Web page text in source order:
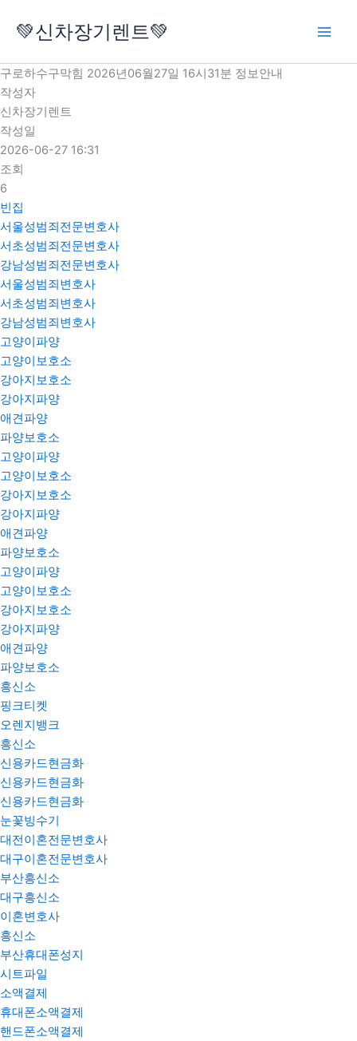
로
건
너
뛰
기
💚신차장기렌트💚
구로하수구막힘 2026년06월27일 16시31분 정보안내
작성자
신차장기렌트
작성일
2026-06-27 16:31
조회
6
빈집
서울성범죄전문변호사
서초성범죄전문변호사
강남성범죄전문변호사
서울성범죄변호사
서초성범죄변호사
강남성범죄변호사
고양이파양
고양이보호소
강아지보호소
강아지파양
애견파양
파양보호소
고양이파양
고양이보호소
강아지보호소
강아지파양
애견파양
파양보호소
고양이파양
고양이보호소
강아지보호소
강아지파양
애견파양
파양보호소
흥신소
핑크티켓
오렌지뱅크
흥신소
신용카드현금화
신용카드현금화
신용카드현금화
눈꽃빙수기
대전이혼전문변호사
대구이혼전문변호사
부산흥신소
대구흥신소
이혼변호사
흥신소
부산휴대폰성지
시트파일
소액결제
휴대폰소액결제
핸드폰소액결제